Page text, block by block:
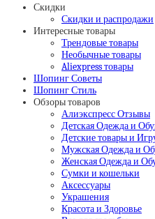
Скидки
Скидки и распродажи
Интересные товары
Трендовые товары
Необычные товары
Aliexpress товары
Шопинг Советы
Шопинг Стиль
Обзоры товаров
Алиэкспресс Отзывы
Детская Одежда и
Детские товары и
Мужская Одежда и
Женская Одежда и
Сумки и кошельки
Аксессуары
Украшения
Красота и Здоровье